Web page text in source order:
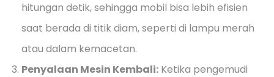
hitungan detik, sehingga mobil bisa lebih efisien
saat berada di titik diam, seperti di lampu merah
atau dalam kemacetan.
Penyalaan Mesin Kembali: Ketika pengemudi